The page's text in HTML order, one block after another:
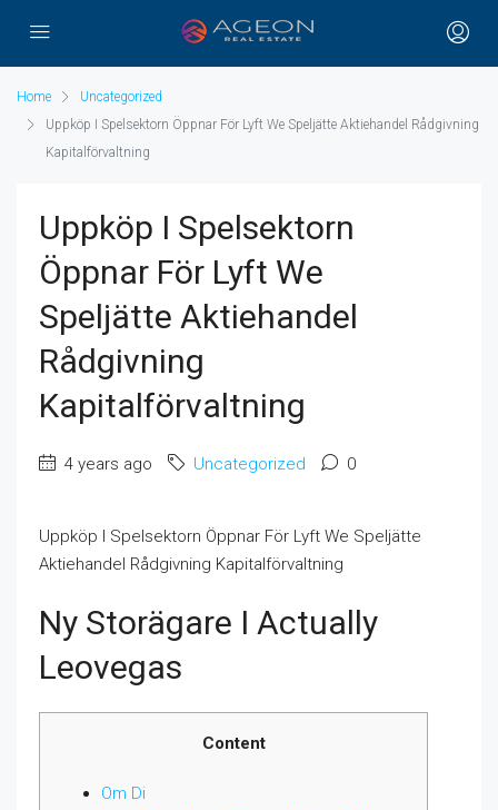
Home
Uncategorized
Uppköp I Spelsektorn Öppnar För Lyft We Speljätte Aktiehandel Rådgivning
Kapitalförvaltning
Uppköp I Spelsektorn
Öppnar För Lyft We
Speljätte Aktiehandel
Rådgivning
Kapitalförvaltning
4 years ago Uncategorized 0
Uppköp I Spelsektorn Öppnar För Lyft We Speljätte
Aktiehandel Rådgivning Kapitalförvaltning
Ny Storägare I Actually
Leovegas
Content
Om Di